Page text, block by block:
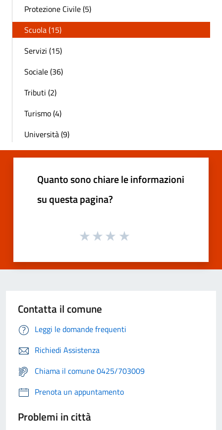
Protezione Civile (5)
Scuola (15)
Servizi (15)
Sociale (36)
Tributi (2)
Turismo (4)
Università (9)
Quanto sono chiare le informazioni
su questa pagina?
Contatta il comune
Leggi le domande frequenti
Richiedi Assistenza
Chiama il comune 0425/703009
Prenota un appuntamento
Problemi in città